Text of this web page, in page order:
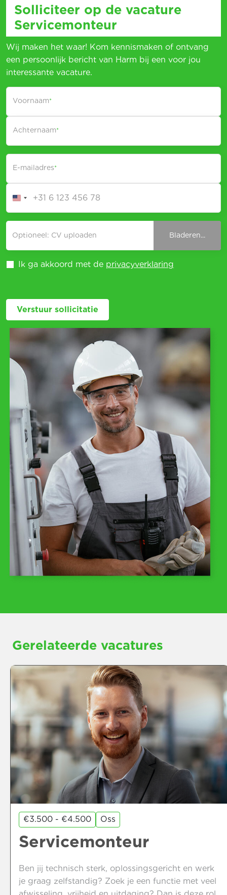
Solliciteer op de vacature
Servicemonteur
Wij maken het waar! Kom kennismaken of ontvang
een persoonlijk bericht van Harm bij een voor jou
interessante vacature.
Voornaam*
Achternaam*
E-mailadres*
Optioneel: CV uploaden Bladeren...
Ik ga akkoord met de privacyverklaring
Verstuur sollicitatie
Gerelateerde vacatures
€3.500 - €4.500 Oss
Servicemonteur
Ben jij technisch sterk, oplossingsgericht en werk
je graag zelfstandig? Zoek je een functie met veel